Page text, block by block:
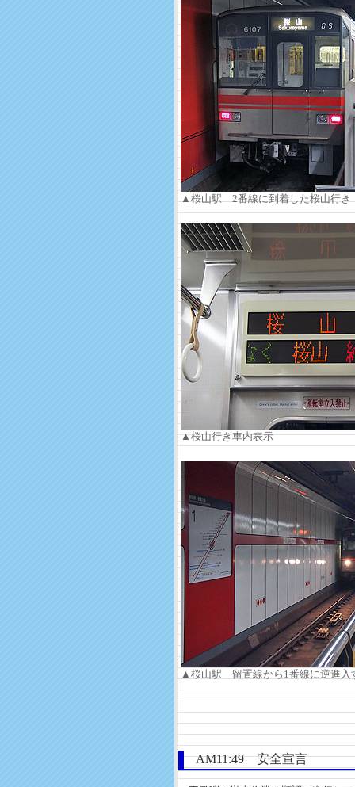
▲桜山駅 2番線に到着した桜山行き
▲桜山行き車内表示
▲桜山駅 留置線から1番線に逆進入
AM11:49 安全宣言